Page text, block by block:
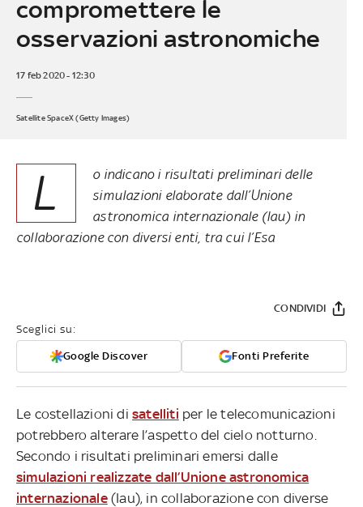
compromettere le
osservazioni astronomiche
17 feb 2020 - 12:30
Satellite SpaceX (Getty Images)
L
o indicano i risultati preliminari delle
simulazioni elaborate dall’Unione
astronomica internazionale (Iau) in
collaborazione con diversi enti, tra cui l’Esa
Sceglici su:
Google Discover Fonti Preferite
CONDIVIDI
Le costellazioni di satelliti per le telecomunicazioni
potrebbero alterare l’aspetto del cielo notturno.
Secondo i risultati preliminari emersi dalle
simulazioni realizzate dall’Unione astronomica
internazionale(Iau), in collaborazione con diverse